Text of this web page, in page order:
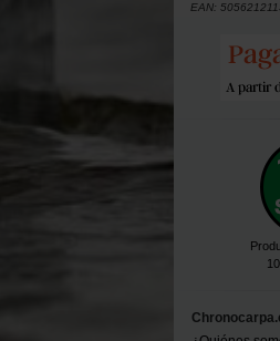
EAN: